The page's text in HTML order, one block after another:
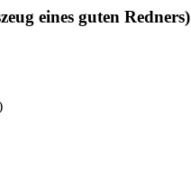
eines guten Redners)